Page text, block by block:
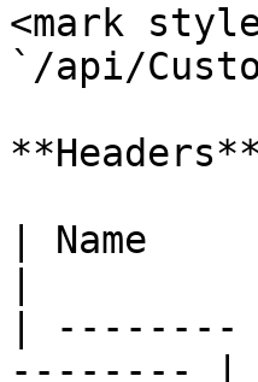
<mark
`/api/
**Headers**
| Name
|
-------- |